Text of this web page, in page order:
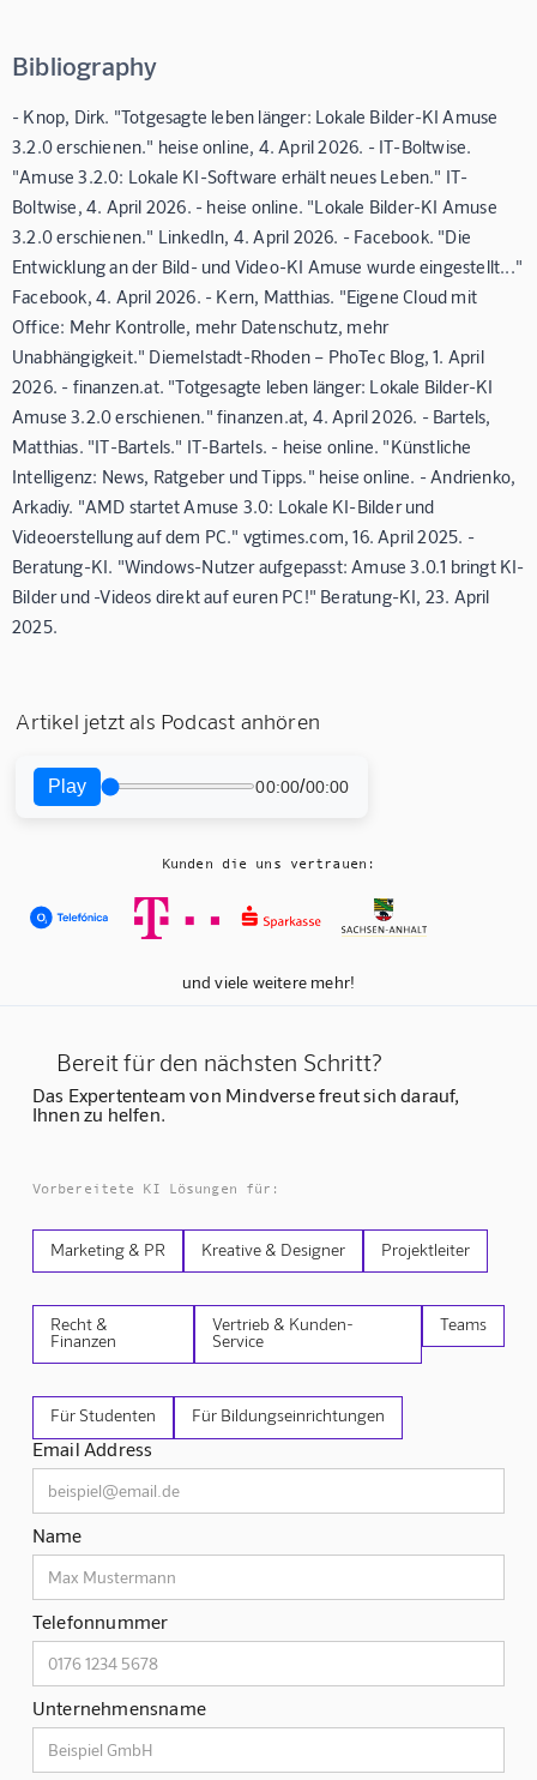
Bibliography
- Knop, Dirk. "Totgesagte leben länger: Lokale Bilder-KI Amuse
3.2.0 erschienen." heise online, 4. April 2026. - IT-Boltwise.
"Amuse 3.2.0: Lokale KI-Software erhält neues Leben." IT-
Boltwise, 4. April 2026. - heise online. "Lokale Bilder-KI Amuse
3.2.0 erschienen." LinkedIn, 4. April 2026. - Facebook. "Die
Entwicklung an der Bild- und Video-KI Amuse wurde eingestellt..."
Facebook, 4. April 2026. - Kern, Matthias. "Eigene Cloud mit
Office: Mehr Kontrolle, mehr Datenschutz, mehr
Unabhängigkeit." Diemelstadt-Rhoden – PhoTec Blog, 1. April
2026. - finanzen.at. "Totgesagte leben länger: Lokale Bilder-KI
Amuse 3.2.0 erschienen." finanzen.at, 4. April 2026. - Bartels,
Matthias. "IT-Bartels." IT-Bartels. - heise online. "Künstliche
Intelligenz: News, Ratgeber und Tipps." heise online. - Andrienko,
Arkadiy. "AMD startet Amuse 3.0: Lokale KI-Bilder und
Videoerstellung auf dem PC." vgtimes.com, 16. April 2025. -
Beratung-KI. "Windows-Nutzer aufgepasst: Amuse 3.0.1 bringt KI-
Bilder und -Videos direkt auf euren PC!" Beratung-KI, 23. April
2025.
Artikel jetzt als Podcast anhören
Play 00:00/00:00
Kunden die uns vertrauen:
und viele weitere mehr!
Bereit für den nächsten Schritt?
Das Expertenteam von Mindverse freut sich darauf,
Ihnen zu helfen.
Vorbereitete KI Lösungen für:
Marketing & PR Kreative & Designer Projektleiter
Recht &
Finanzen
Vertrieb & Kunden-
Service
Teams
Für Studenten Für Bildungseinrichtungen
Email Address
Name
Telefonnummer
Unternehmensname